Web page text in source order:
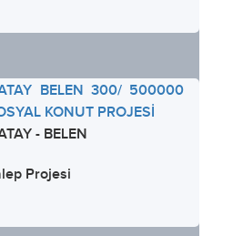
BELEN 300/ 500000
KONUT PROJESİ
- BELEN
Projesi